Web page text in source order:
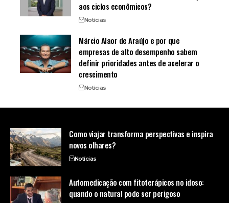
aos ciclos econômicos?
Notícias
Márcio Alaor de Araújo e por que
empresas de alto desempenho sabem
definir prioridades antes de acelerar o
crescimento
Notícias
Como viajar transforma perspectivas e inspira
novos olhares?
Notícias
Automedicação com fitoterápicos no idoso:
quando o natural pode ser perigoso